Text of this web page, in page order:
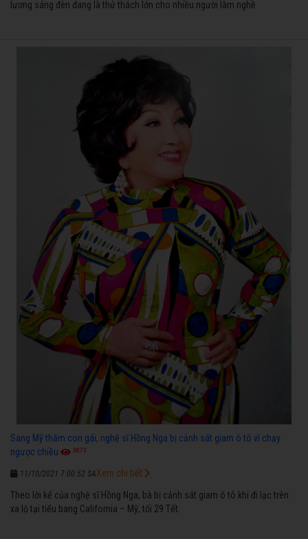
lương sáng đèn đang là thử thách lớn cho nhiều người làm nghề
Sang Mỹ thăm con gái, nghệ sĩ Hồng Nga bị cảnh sát giam ô tô vì chạy
ngược chiều
3873
11/10/2021 7:00:52 SA
Theo lời kể của nghệ sĩ Hồng Nga, bà bị cảnh sát giam ô tô khi đi lạc trên
xa lộ tại tiểu bang California – Mỹ, tối 29 Tết.
Xem chi tiết